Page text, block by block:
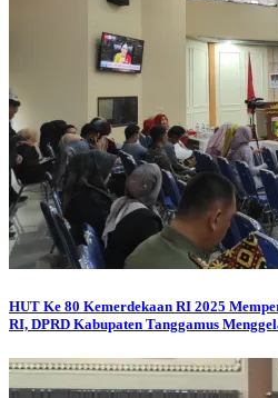
HUT Ke 80 Kemerdekaan RI 2025
RI, DPRD Kabupaten Tanggamus